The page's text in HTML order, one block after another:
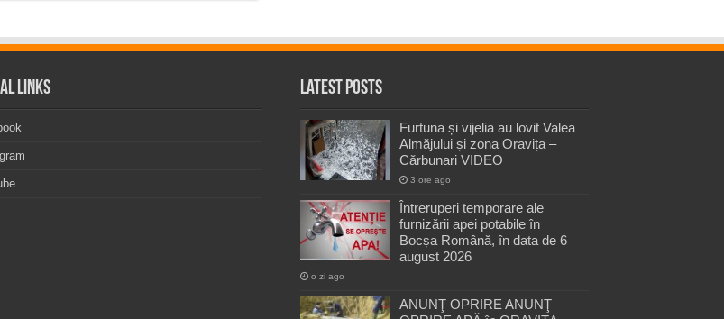
Links Latest Posts
Furtuna și vijelia au lovit Valea
Almăjului și zona Oravița –
Cărbunari VIDEO
3 ore ago
Întreruperi temporare ale
furnizării apei potabile în
Bocșa Română, în data de 6
august 2026
o zi ago
ANUNŢ OPRIRE ANUNŢ